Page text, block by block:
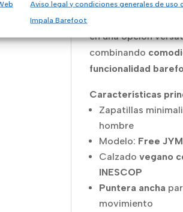
Aviso legal y condiciones generales de uso
Impala Barefoot
Su diseño de
en una opción
combinando
funcionalidad
Características
Zapatillas
hombre
Modelo: Free JYM
Calzado vegano
INESCOP
Puntera ancha
movimiento